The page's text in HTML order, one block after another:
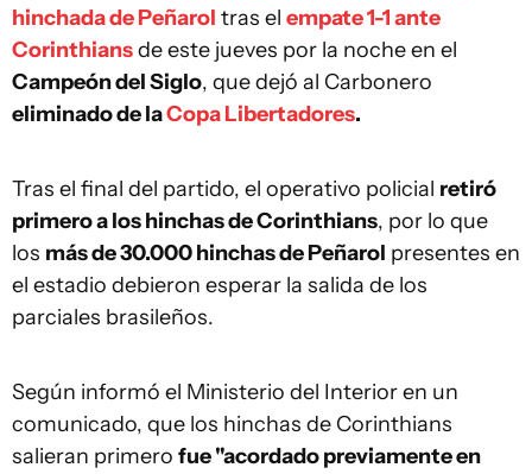
hinchada de Peñarol tras el empate 1-1 ante
Corinthiansde este jueves por la noche en el
Campeón del Siglo, que dejó al Carbonero
eliminado de laCopa Libertadores.
Tras el final del partido, el operativo policial retiró
primero a los hinchas de Corinthians, por lo que
los más de 30.000 hinchas de Peñarol presentes en
el estadio debieron esperar la salida de los
parciales brasileños.
Según informó el Ministerio del Interior en un
comunicado, que los hinchas de Corinthians
salieran primero fue "acordado previamente en